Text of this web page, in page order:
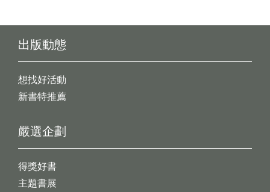
出版動態
想找好活動
新書特推薦
嚴選企劃
得獎好書
主題書展